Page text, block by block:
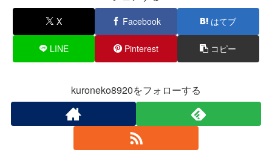
X Facebook はてブ
LINE Pinterest コピー
kuroneko8920をフォローする